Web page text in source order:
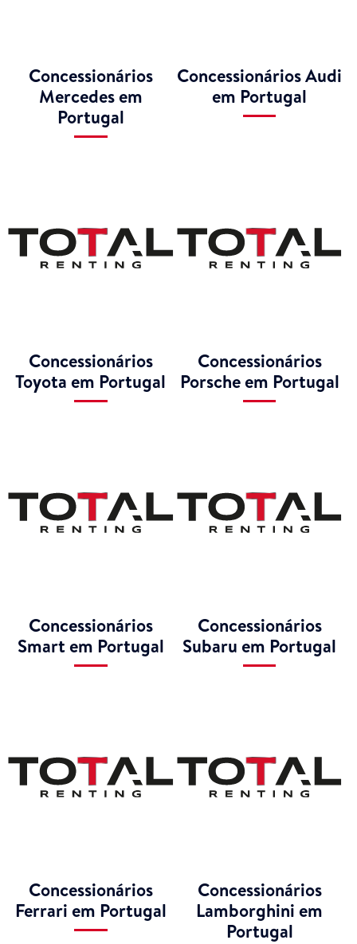
Concessionários
Mercedes em
Portugal
Concessionários Audi
em Portugal
Concessionários
Toyota em Portugal
Concessionários
Porsche em Portugal
Concessionários
Smart em Portugal
Concessionários
Subaru em Portugal
Concessionários
Ferrari em Portugal
Concessionários
Lamborghini em
Portugal